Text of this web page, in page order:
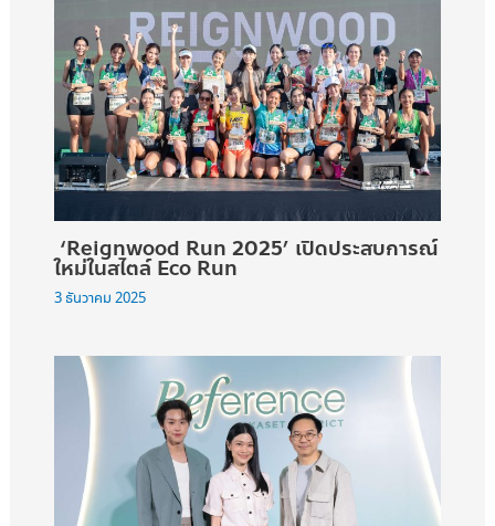
‘Reignwood Run 2025’ เปิดประสบการณ์
ใหม่ในสไตล์ Eco Run
3 ธันวาคม 2025